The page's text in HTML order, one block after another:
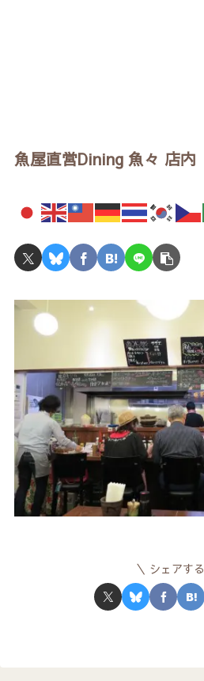
魚屋直営Dining 魚々 店内
シェアする